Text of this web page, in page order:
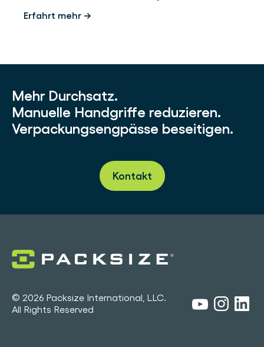
Erfahrt mehr →
Mehr Durchsatz.
Manuelle Handgriffe reduzieren.
Verpackungsengpässe beseitigen.
Kontakt
© 2026 Packsize International, LLC.
All Rights Reserved